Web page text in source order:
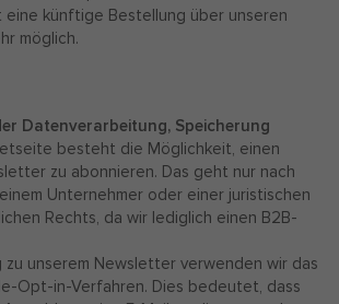
eine künftige Bestellung über unseren
möglich.
Datenverarbeitung, Speicherung
besteht die Möglichkeit, einen
zu abonnieren. Das geht nur nach
Unternehmer oder einer juristischen
Rechts, da wir lediglich einen B2B-
zu unserem Newsletter verwenden wir das
Opt-in-Verfahren. Dies bedeutet, dass